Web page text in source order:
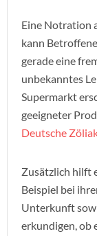
Eine Notration
kann
gerade eine
unbekanntes
Supermarkt
geeigneter
Deutsche
Zusätzlich hilft
Beispiel bei
Unterkunft
erkundigen, ob